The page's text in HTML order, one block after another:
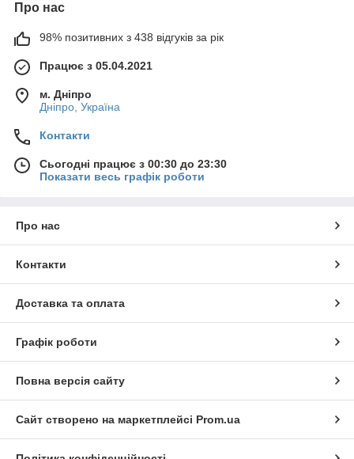
Про нас
98% позитивних з 438 відгуків за рік
Працює з 05.04.2021
м. Дніпро
Дніпро, Україна
Контакти
Сьогодні працює з 00:30 до 23:30
Показати весь графік роботи
Про нас
Контакти
Доставка та оплата
Графік роботи
Повна версія сайту
Сайт створено на маркетплейсі Prom.ua